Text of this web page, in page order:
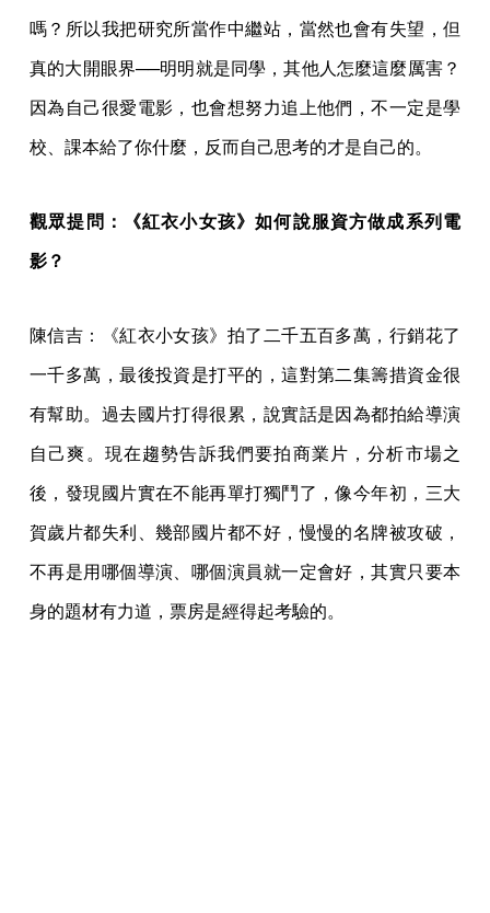
嗎？所以我把研究所當作中繼站，當然也會有失望，但
真的大開眼界──明明就是同學，其他人怎麼這麼厲害？
因為自己很愛電影，也會想努力追上他們，不一定是學
校、課本給了你什麼，反而自己思考的才是自己的。
觀眾提問：《紅衣小女孩》如何說服資方做成系列電
影？
陳信吉：《紅衣小女孩》拍了二千五百多萬，行銷花了
一千多萬，最後投資是打平的，這對第二集籌措資金很
有幫助。過去國片打得很累，說實話是因為都拍給導演
自己爽。現在趨勢告訴我們要拍商業片，分析市場之
後，發現國片實在不能再單打獨鬥了，像今年初，三大
賀歲片都失利、幾部國片都不好，慢慢的名牌被攻破，
不再是用哪個導演、哪個演員就一定會好，其實只要本
身的題材有力道，票房是經得起考驗的。